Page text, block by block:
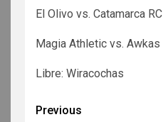
El Olivo vs. Catamarca RC
Magia Athletic vs. Awkas
Libre: Wiracochas
Previous